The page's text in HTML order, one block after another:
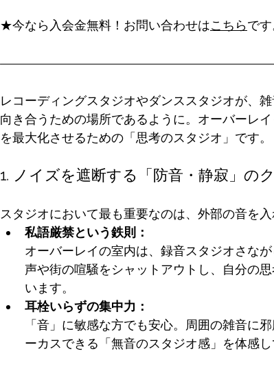
★今なら入会金無料！お問い合わせはこちらで
レコーディングスタジオやダンススタジオが、
向き合うための場所であるように。オーバーレ
を最大化させるための「思考のスタジオ」です。
1. ノイズを遮断する「防音・静寂」の
スタジオにおいて最も重要なのは、外部の音を入
私語厳禁という鉄則：
オーバーレイの室内は、録音スタジオさな
声や街の喧騒をシャットアウトし、自分の
います。
耳栓いらずの集中力：
「音」に敏感な方でも安心。周囲の雑音に
ーカスできる「無音のスタジオ感」を体感し